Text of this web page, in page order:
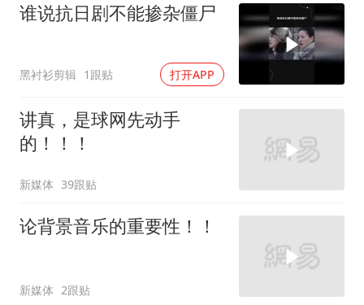
谁说抗日剧不能掺杂僵尸
黑衬衫剪辑 1跟贴 打开APP
讲真，是球网先动手
的！！！
新媒体 39跟贴
论背景音乐的重要性！！
新媒体 2跟贴